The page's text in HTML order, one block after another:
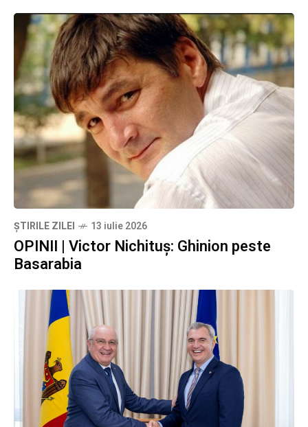
ȘTIRILE ZILEI 13 iulie 2026
OPINII | Victor Nichituș: Ghinion peste
Basarabia